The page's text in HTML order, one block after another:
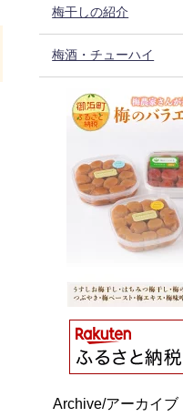
梅干しの紹介
梅酒・チューハイ
Archive/アーカイブ